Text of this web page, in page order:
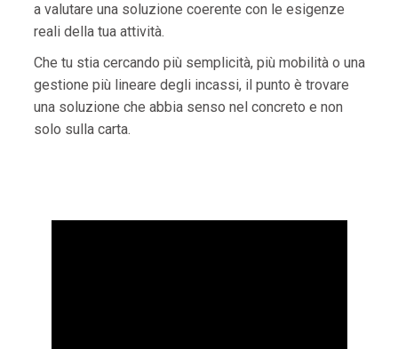
a valutare una soluzione coerente con le esigenze
reali della tua attività.
Che tu stia cercando più semplicità, più mobilità o una
gestione più lineare degli incassi, il punto è trovare
una soluzione che abbia senso nel concreto e non
solo sulla carta.